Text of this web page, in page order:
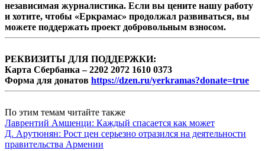
независимая журналистика. Если вы цените нашу работу
и хотите, чтобы «Еркрамас» продолжал развиваться, вы
можете поддержать проект добровольным взносом.
РЕКВИЗИТЫ ДЛЯ ПОДДЕРЖКИ:
Карта Сбербанка – 2202 2072 1610 0373
Форма для донатов https://dzen.ru/yerkramas?donate=true
По этим темам читайте также
Лаврентий Амшенци: Каждый спасается как может
Д. Арутюнян: Рост цен серьезно отразился на деятельности
правительства Армении